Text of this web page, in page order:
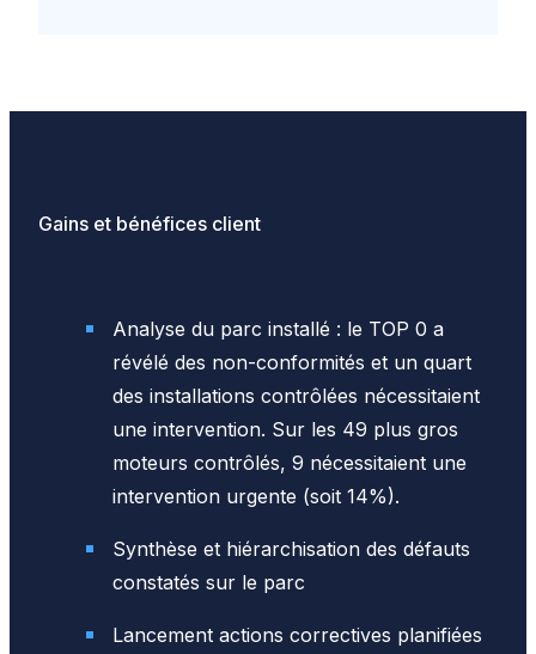
Gains et bénéfices client
Analyse du parc installé : le TOP 0 a
révélé des non-conformités et un quart
des installations contrôlées nécessitaient
une intervention. Sur les 49 plus gros
moteurs contrôlés, 9 nécessitaient une
intervention urgente (soit 14%).
Synthèse et hiérarchisation des défauts
constatés sur le parc
Lancement actions correctives planifiées